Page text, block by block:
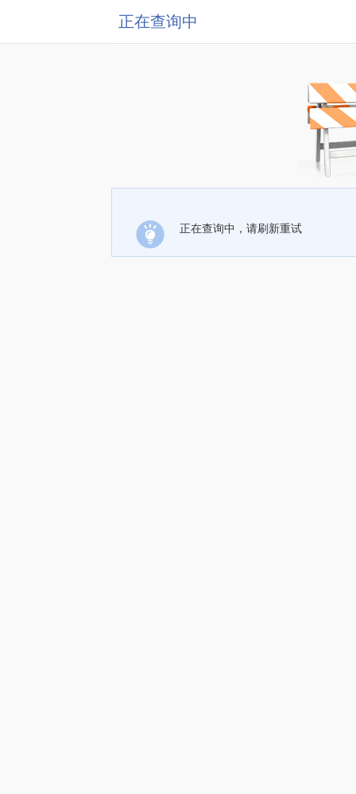
正在查询中
正在查询中，请刷新重试